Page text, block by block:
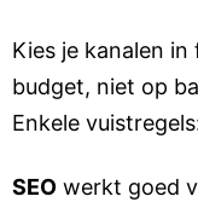
Kies je kanalen
budget, niet op
Enkele
SEO werkt goed